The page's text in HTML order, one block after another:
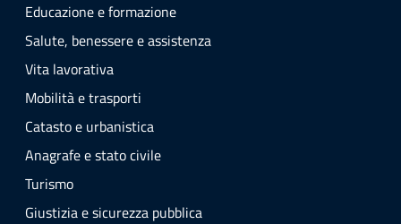
Educazione e formazione
Salute, benessere e assistenza
Vita lavorativa
Mobilità e trasporti
Catasto e urbanistica
Anagrafe e stato civile
Turismo
Giustizia e sicurezza pubblica